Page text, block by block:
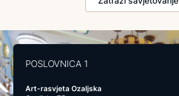
POSLOVNICA 1
Art-rasvjeta Ozaljska